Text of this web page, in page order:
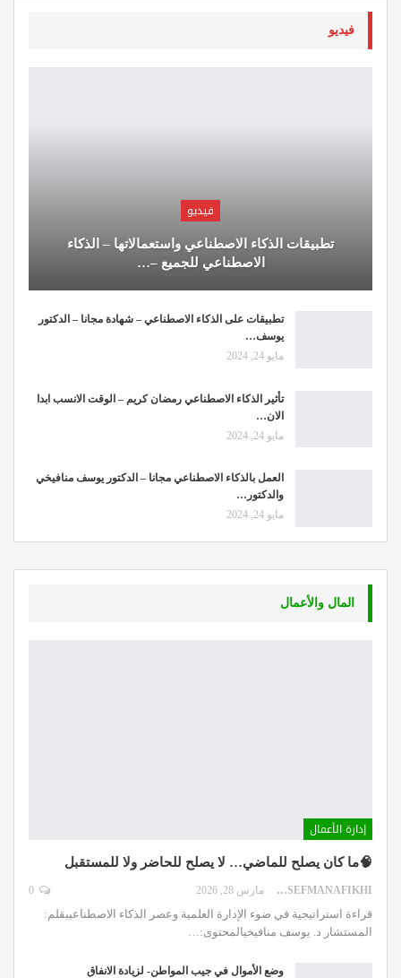
فيديو
فيديو
تطبيقات الذكاء الاصطناعي واستعمالاتها – الذكاء
الاصطناعي للجميع –…
تطبيقات على الذكاء الاصطناعي – شهادة مجانا – الدكتور
يوسف…
مايو 24, 2024
تأثير الذكاء الاصطناعي رمضان كريم – الوقت الانسب ابدا
الان…
مايو 24, 2024
العمل بالذكاء الاصطناعي مجانا – الدكتور يوسف منافيخي
والدكتور…
مايو 24, 2024
المال والأعمال
إدارة الأعمال
🧠ما كان يصلح للماضي… لا يصلح للحاضر ولا للمستقبل
DR.YOUSEFMANAFIKHI مارس 28, 2026
قراءة استراتيجية في ضوء الإدارة العلمية وعصر الذكاء الاصطناعيبقلم:
المستشار د. يوسف منافيخيالمحتوى:
وضع الأموال في جيب المواطن- لزيادة الانفاق